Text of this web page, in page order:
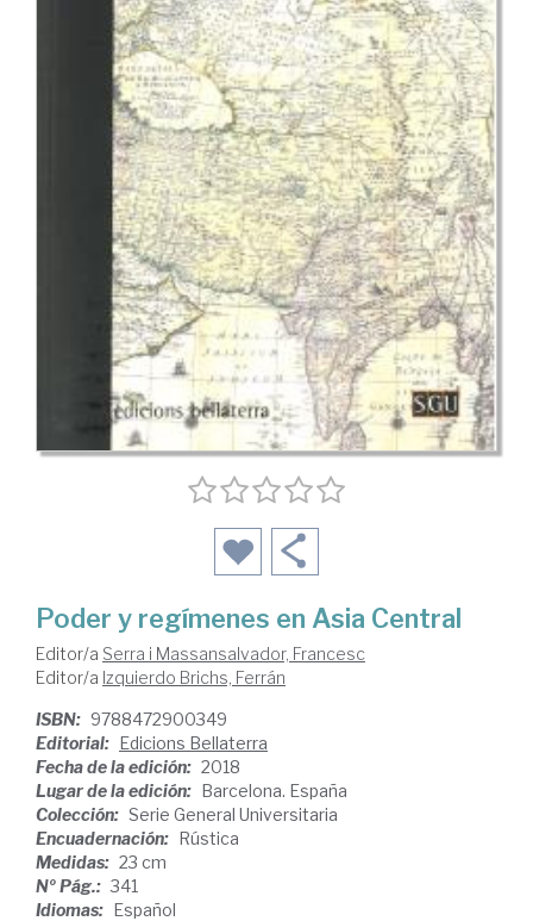
Poder y regímenes en Asia Central
Editor/a Serra i Massansalvador, Francesc
Editor/a Izquierdo Brichs, Ferrán
ISBN: 9788472900349
Editorial: Edicions Bellaterra
Fecha de la edición: 2018
Lugar de la edición: Barcelona. España
Colección: Serie General Universitaria
Encuadernación: Rústica
Medidas: 23 cm
Nº Pág.: 341
Idiomas: Español